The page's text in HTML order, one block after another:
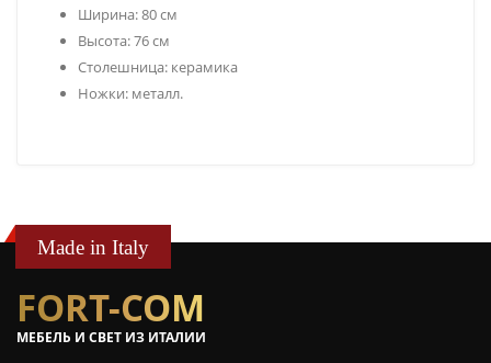
Ширина: 80 см
Высота: 76 см
Столешница: керамика
Ножки: металл.
Made in Italy
FORT-COM
МЕБЕЛЬ И СВЕТ ИЗ ИТАЛИИ